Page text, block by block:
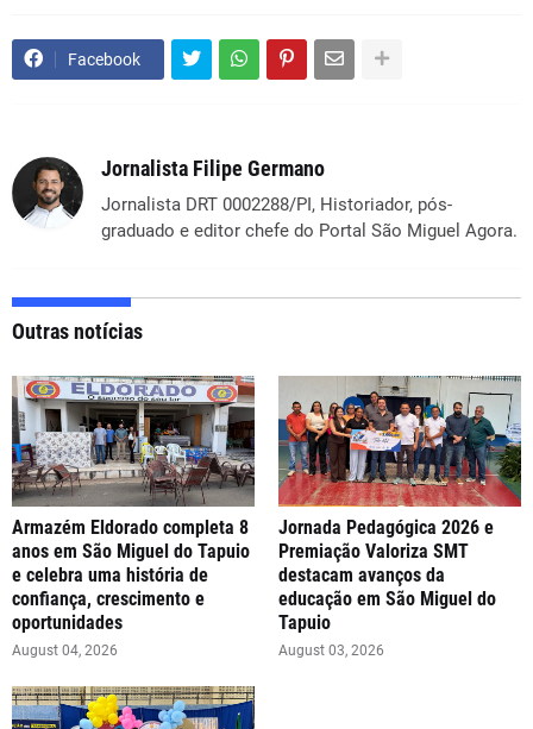
Facebook
Jornalista Filipe Germano
Jornalista DRT 0002288/PI, Historiador, pós-
graduado e editor chefe do Portal São Miguel Agora.
Outras notícias
Armazém Eldorado completa 8
anos em São Miguel do Tapuio
e celebra uma história de
confiança, crescimento e
oportunidades
August 04, 2026
Jornada Pedagógica 2026 e
Premiação Valoriza SMT
destacam avanços da
educação em São Miguel do
Tapuio
August 03, 2026